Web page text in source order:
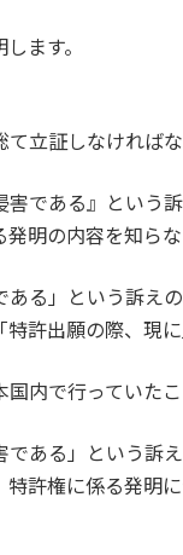
ます。
立証しなければな
である』という
明の内容を知ら
る」という訴え
許出願の際、現に
内で行っていたこ
ある」という訴
許権に係る発明